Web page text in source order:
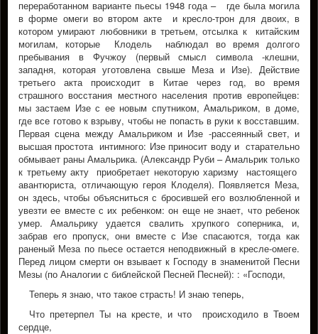
переработанном варианте пьесы 1948 года – где была могила
в форме омеги во втором акте и кресло-трон для двоих, в
котором умирают любовники в третьем, отсылка к китайским
могилам, которые Клодель наблюдал во время долгого
пребывания в Фучжоу (первый смысл символа -клешни,
западня, которая уготовлена свыше Меза и Изе). Действие
третьего акта происходит в Китае через год, во время
страшного восстания местного населения против европейцев:
мы застаем Изе с ее новым спутником, Амальриком, в доме,
где все готово к взрыву, чтобы не попасть в руки к восставшим.
Первая сцена между Амальриком и Изе -рассеянный свет, и
высшая простота интимного: Изе приносит воду и старательно
обмывает раны Амальрика. (Александр Руби – Амальрик только
к третьему акту приобретает некоторую харизму настоящего
авантюриста, отличающую героя Клоделя). Появляется Меза,
он здесь, чтобы объясниться с бросившей его возлюбленной и
увезти ее вместе с их ребенком: он еще не знает, что ребенок
умер. Амальрику удается свалить хрупкого соперника, и,
забрав его пропуск, они вместе с Изе спасаются, тогда как
раненый Меза по пьесе остается неподвижный в кресле-омеге.
Перед лицом смерти он взывает к Господу в знаменитой Песни
Мезы (по Аналогии с библейской Песней Песней): : «Господи,
Теперь я знаю, что такое страсть! И знаю теперь,
Что претерпел Ты на кресте, и что происходило в Твоем
сердце,